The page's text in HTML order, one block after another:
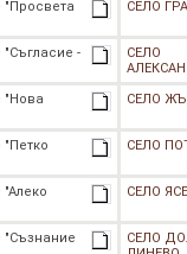
СЕЛО
-
СЕЛО
"Нова
СЕЛО
СЕЛО
СЕЛО
"Съзнание
СЕЛО